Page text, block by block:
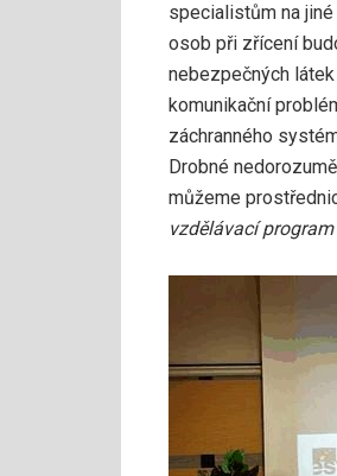
specialistům na jiné
osob při zřícení
nebezpečných
komunikační
záchranného
Drobné
můžeme
vzdělávací